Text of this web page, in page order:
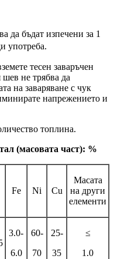
да бъдат изпечени за 1
употреба.
тесен заваръчен
не трябва да
на заваряване с чук
напрежението и
топлина.
(масовата част): %
Fe Ni Cu
Масата
на други
елементи
3.0-
6.0
60-
70
25-
35
≤
1.0